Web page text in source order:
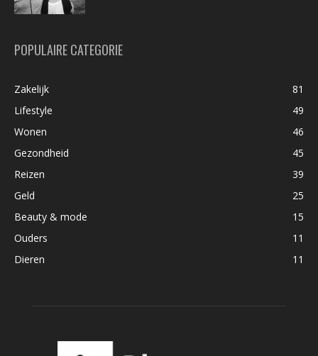
POPULAIRE CATEGORIE
Zakelijk
81
Lifestyle
49
Wonen
46
Gezondheid
45
Reizen
39
Geld
25
Beauty & mode
15
Ouders
11
Dieren
11